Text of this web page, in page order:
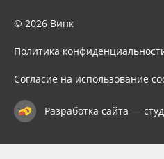
© 2026 Винк
Политика
Согласие на использование
Разработка сайта —